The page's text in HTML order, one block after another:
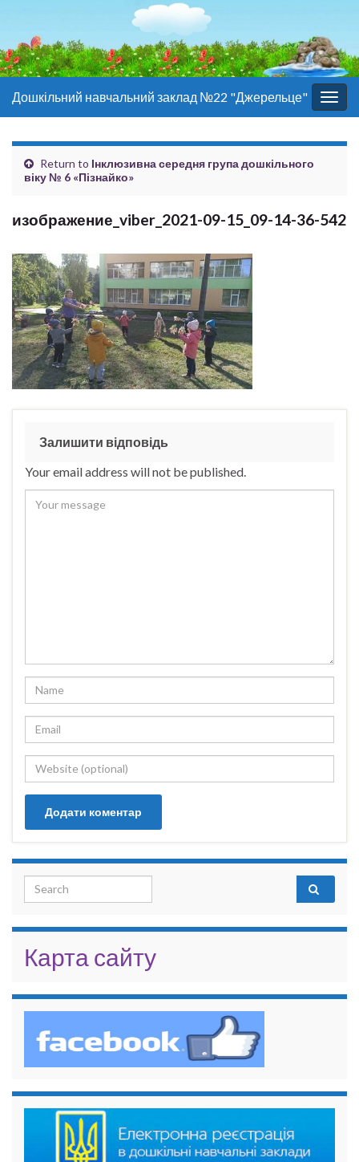
Дошкільний навчальний заклад №22 "Джерельце"
Return to Інклюзивна середня група дошкільного
віку № 6 «Пізнайко»
изображение_viber_2021-09-15_09-14-36-542
Залишити відповідь
Your email address will not be published.
Search for:
Карта сайту